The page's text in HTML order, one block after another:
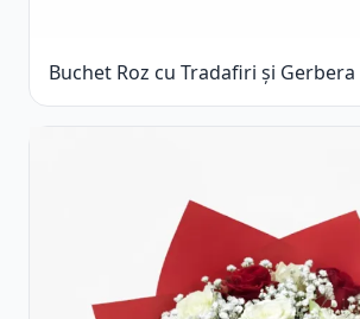
Buchet Roz cu Tradafiri și Gerbera